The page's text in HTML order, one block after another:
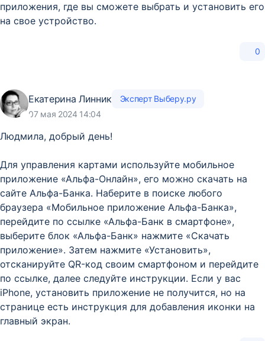
приложения, где вы сможете выбрать и установить его
на свое устройство.
0
Екатерина Линник
Эксперт Выберу.ру
07 мая 2024 14:04
Людмила, добрый день!
Для управления картами используйте мобильное
приложение «Альфа-Онлайн», его можно скачать на
сайте Альфа-Банка. Наберите в поиске любого
браузера «Мобильное приложение Альфа-Банка»,
перейдите по ссылке «Альфа-Банк в смартфоне»,
выберите блок «Альфа-Банк» нажмите «Скачать
приложение». Затем нажмите «Установить»,
отсканируйте QR-код своим смартфоном и перейдите
по ссылке, далее следуйте инструкции. Если у вас
iPhone, установить приложение не получится, но на
странице есть инструкция для добавления иконки на
главный экран.